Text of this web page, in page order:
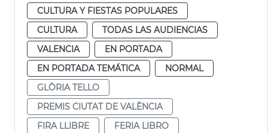
CULTURA Y FIESTAS POPULARES
CULTURA
TODAS LAS AUDIENCIAS
VALENCIA
EN PORTADA
EN PORTADA TEMÁTICA
NORMAL
GLÒRIA TELLO
PREMIS CIUTAT DE VALÈNCIA
FIRA LLIBRE
FERIA LIBRO